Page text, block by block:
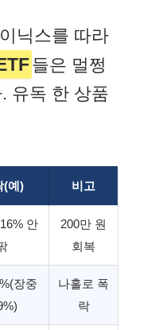
닉스를 따라
들은 멀쩡
유독 한 상품
(예) 비고
안
200만 원
회복
장중
나홀로 폭
락